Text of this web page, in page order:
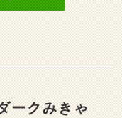
ークみきゃ